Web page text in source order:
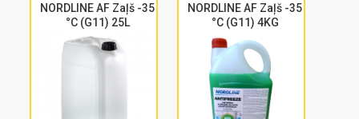
NORDLINE AF Zaļš -35
°C (G11) 25L
NORDLINE AF Zaļš -35
°C (G11) 4KG